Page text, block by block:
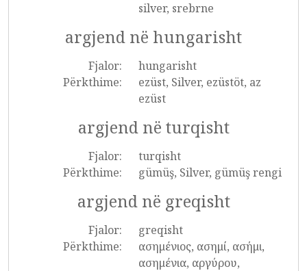
silver, srebrne
argjend në hungarisht
Fjalor:
hungarisht
Përkthime:
ezüst, Silver, ezüstöt, az
ezüst
argjend në turqisht
Fjalor:
turqisht
Përkthime:
gümüş, Silver, gümüş rengi
argjend në greqisht
Fjalor:
greqisht
Përkthime:
ασημένιος, ασημί, ασήμι,
ασημένια, αργύρου,